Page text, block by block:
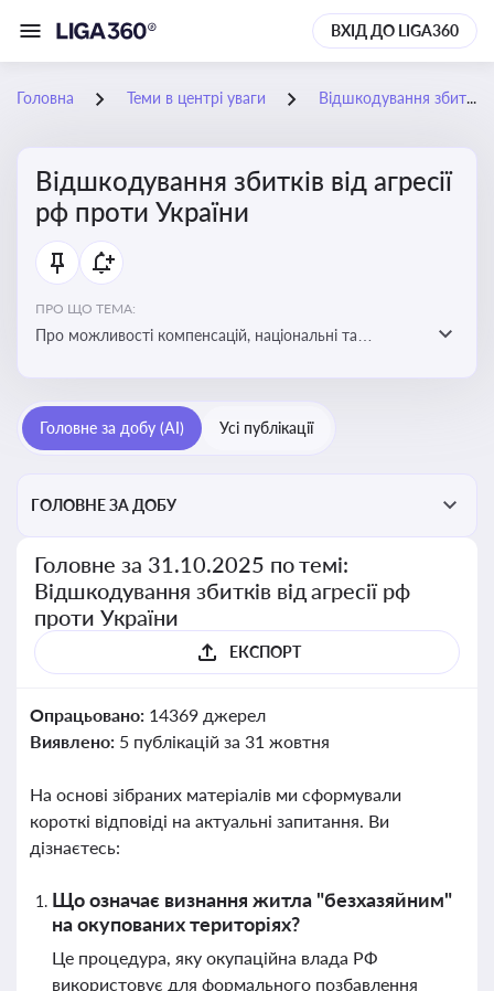
ВХІД ДО LIGA360
Головна Теми в центрі уваги Відшкодування збитків від агресії рф проти України
Відшкодування збитків від агресії
рф проти України
ПРО ЩО ТЕМА:
Про можливості компенсацій, національні та
Головне за добу (AI) Усі публікації
ГОЛОВНЕ ЗА ДОБУ
Головне за 31.10.2025 по темі:
Відшкодування збитків від агресії рф
проти України
ЕКСПОРТ
Опрацьовано: 14369 джерел
Виявлено: 5 публікацій за 31 жовтня
На основі зібраних матеріалів ми сформували
короткі відповіді на актуальні запитання. Ви
дізнаєтесь:
Що означає визнання житла "безхазяйним"
на окупованих територіях?
Це процедура, яку окупаційна влада РФ
використовує для формального позбавлення